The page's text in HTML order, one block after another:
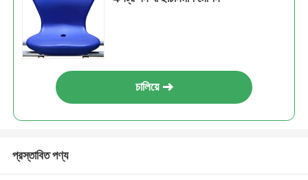
চালিয়ে
প্রস্তাবিত পণ্য